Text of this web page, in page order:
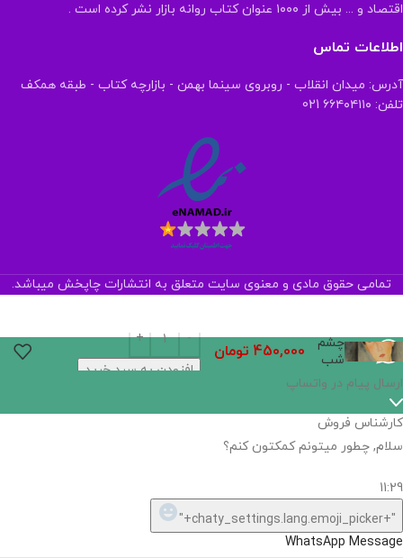
اقتصاد و ... بیش از ۱۰۰۰ عنوان کتاب روانه بازار نشر کرده است .
اطلاعات تماس
آدرس: میدان انقلاب - روبروی سینما بهمن - بازارچه کتاب - طبقه همکف
تلفن: ۶۶۴۰۴۱۱۰ 021
تمامی حقوق مادی و معنوی سایت متعلق به انتشارات چاپخش میباشد.
چشم
شب
450,000 تومان
افزودن به سبد خرید
ارسال پیام در واتساپ
کارشناس فروش
سلام, چطور میتونم کمکتون کنم؟
11:29
"+chaty_settings.lang.emoji_picker+"
WhatsApp Message